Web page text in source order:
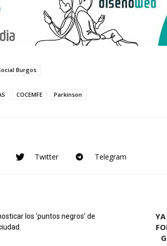
Burgos
COCEMFE Parkinson
Twitter Telegram
los ‘puntos negros’ de
YA